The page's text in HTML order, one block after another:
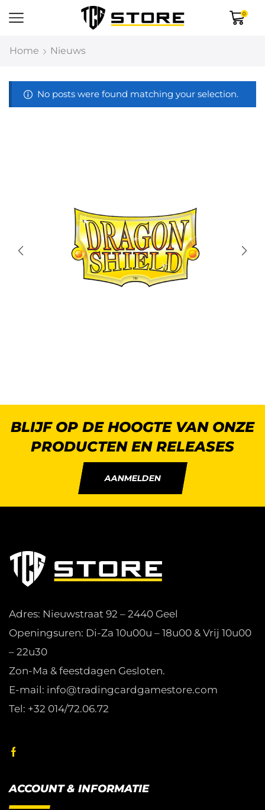
0
Home Nieuws
No posts were found matching your selection.
BLIJF OP DE HOOGTE VAN ONZE
PRODUCTEN EN RELEASES
AANMELDEN
Adres: Nieuwstraat 92 – 2440 Geel
Openingsuren: Di-Za 10u00u – 18u00 & Vrij 10u00
– 22u30
Zon-Ma & feestdagen Gesloten.
E-mail: info@tradingcardgamestore.com
Tel: +32 014/72.06.72
ACCOUNT & INFORMATIE